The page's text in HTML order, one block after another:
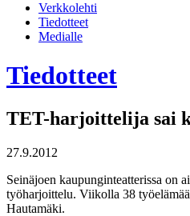
Verkkolehti
Tiedotteet
Medialle
Tiedotteet
TET-harjoittelija sai
27.9.2012
Seinäjoen kaupunginteatterissa on
työharjoittelu. Viikolla 38
Hautamäki.